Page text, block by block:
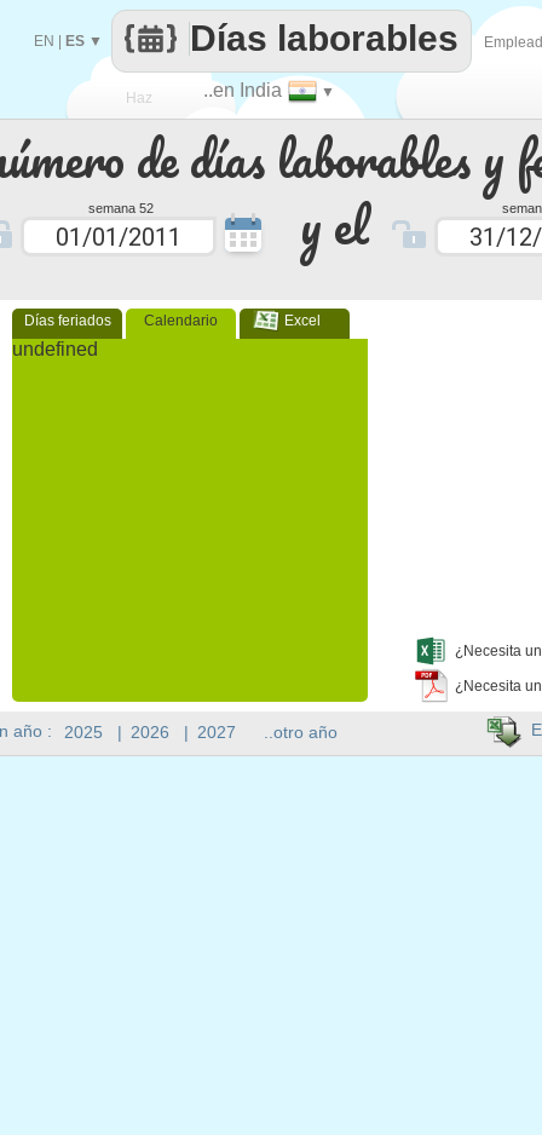
de días laborables y
semana 52 y el
Días feriados Calendario Excel
undefined
¿Necesita
¿Necesita
Haz
que
..en India ▼
Días laborables
EN ES ▼
año : 2025 | 2026 | 2027 ..otro año